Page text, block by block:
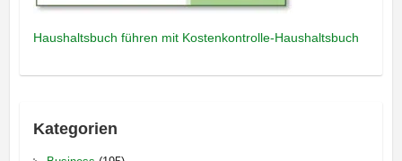
Haushaltsbuch führen mit Kostenkontrolle-Haushaltsbuch
Kategorien